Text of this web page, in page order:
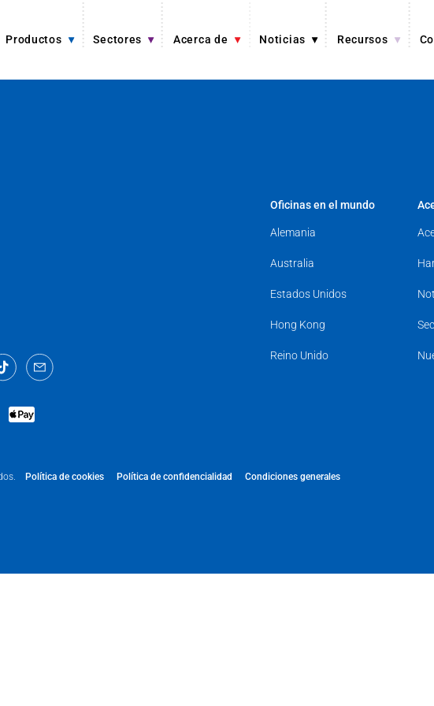
Productos Sectores Acerca de Noticias Recursos
Oficinas en el mundo
Alemania
Australia
Estados Unidos
Hong Kong
Reino Unido
Política de cookies Política de confidencialidad Condiciones generales